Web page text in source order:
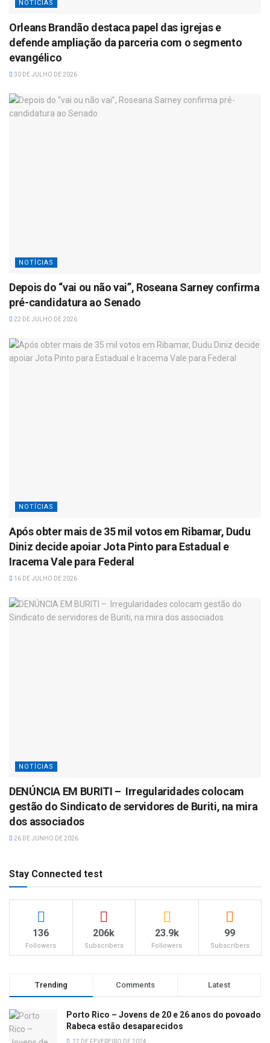
NOTÍCIAS
Orleans Brandão destaca papel das igrejas e
defende ampliação da parceria com o segmento
evangélico
30 DE JULHO DE 2026
NOTÍCIAS
Depois do “vai ou não vai”, Roseana Sarney confirma
pré-candidatura ao Senado
22 DE JULHO DE 2026
NOTÍCIAS
Após obter mais de 35 mil votos em Ribamar, Dudu
Diniz decide apoiar Jota Pinto para Estadual e
Iracema Vale para Federal
16 DE JULHO DE 2026
NOTÍCIAS
DENÚNCIA EM BURITI – Irregularidades colocam
gestão do Sindicato de servidores de Buriti, na mira
dos associados
26 DE JUNHO DE 2026
Stay Connected test
136
Followers
206k
Subscribers
23.9k
Followers
99
Subscribers
Trending Comments Latest
Porto Rico – Jovens de 20 e 26 anos do povoado
Rabeca estão desaparecidos
27 DE FEVEREIRO DE 2024